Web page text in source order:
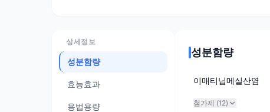
상세정보
성분함량
효능효과
용법용량
성분함량
이매티닙메실산염
첨가제 (12)